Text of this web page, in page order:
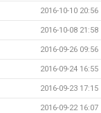
2016-10-10 20:56
2016-10-08 21:58
2016-09-26 09:56
2016-09-24 16:55
2016-09-23 17:15
2016-09-22 16:07